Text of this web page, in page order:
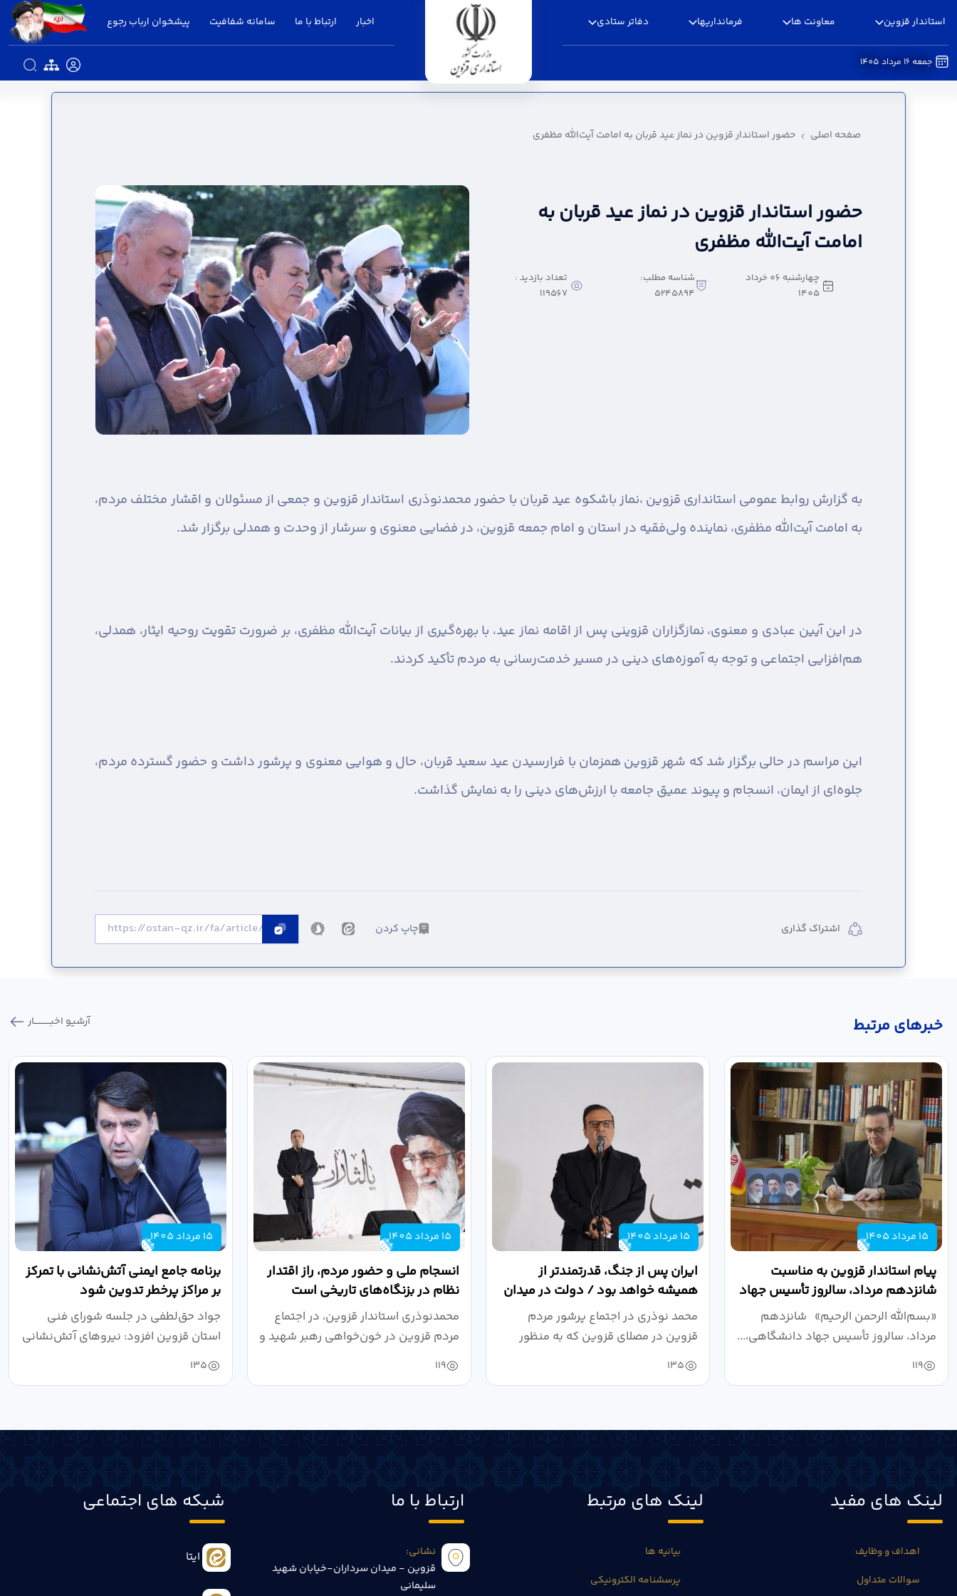
استاندار قزوین معاونت ها فرمانداریها دفاتر ستادی اخبار ارتباط با ما سامانه شفافیت پیشخوان ارباب رجوع
جمعه 16 مرداد 1405
حضور استاندار قزوین در نماز عید قربان به امامت آیت‌الله مظفری - استانداری قزوین
صفحه اصلی حضور استاندار قزوین در نماز عید قربان به امامت آیت‌الله مظفری
حضور استاندار قزوین در نماز عید قربان به
امامت آیت‌الله مظفری
چهارشنبه 06 خرداد
1405
شناسه مطلب:
5245894
تعداد بازدید :
119567
به گزارش روابط عمومی استانداری قزوین ،نماز باشکوه عید قربان با حضور محمدنوذری استاندار قزوین و جمعی از مسئولان و اقشار مختلف مردم،
به امامت آیت‌الله مظفری، نماینده ولی‌فقیه در استان و امام جمعه قزوین، در فضایی معنوی و سرشار از وحدت و همدلی برگزار شد.
در این آیین عبادی و معنوی، نمازگزاران قزوینی پس از اقامه نماز عید، با بهره‌گیری از بیانات آیت‌الله مظفری، بر ضرورت تقویت روحیه ایثار، همدلی،
هم‌افزایی اجتماعی و توجه به آموزه‌های دینی در مسیر خدمت‌رسانی به مردم تأکید کردند.
این مراسم در حالی برگزار شد که شهر قزوین همزمان با فرارسیدن عید سعید قربان، حال و هوایی معنوی و پرشور داشت و حضور گسترده مردم،
جلوه‌ای از ایمان، انسجام و پیوند عمیق جامعه با ارزش‌های دینی را به نمایش گذاشت.
اشتراک گذاری چاپ کردن
خبر‌های مرتبط آرشیو اخبـــــــــــار
15 مرداد 1405
پیام استاندار قزوین به مناسبت
شانزدهم مرداد، سالروز تأسیس جهاد
دانشگاهی
«بسم‌الله الرحمن الرحیم» شانزدهم
مرداد، سالروز تأسیس جهاد دانشگاهی،...
119
15 مرداد 1405
ایران پس از جنگ، قدرتمندتر از
همیشه خواهد بود / دولت در میدان
نبرد اقتصادی،...
محمد نوذری در اجتماع پرشور مردم
قزوین در مصلای قزوین که به منظور
خون‌خواهی...
135
15 مرداد 1405
انسجام ملی و حضور مردم، راز اقتدار
نظام در بزنگاه‌های تاریخی است
محمدنوذری استاندار قزوین، در اجتماع
مردم قزوین در خون‌خواهی رهبر شهید و
حمایت...
119
15 مرداد 1405
برنامه جامع ایمنی آتش‌نشانی با تمرکز
بر مراکز پرخطر تدوین شود
جواد حق‌لطفی در جلسه شورای فنی
استان قزوین افزود: نیروهای آتش‌نشانی
طی سال...
135
لینک های مفید
اهداف و وظایف
سوالات متداول
لینک های مرتبط
بیانیه ها
پرسشنامه الکترونیکی
ارتباط با ما
نشانی:
قزوین - میدان سرداران-خیابان شهید
سلیمانی
شبکه های اجتماعی
ایتا